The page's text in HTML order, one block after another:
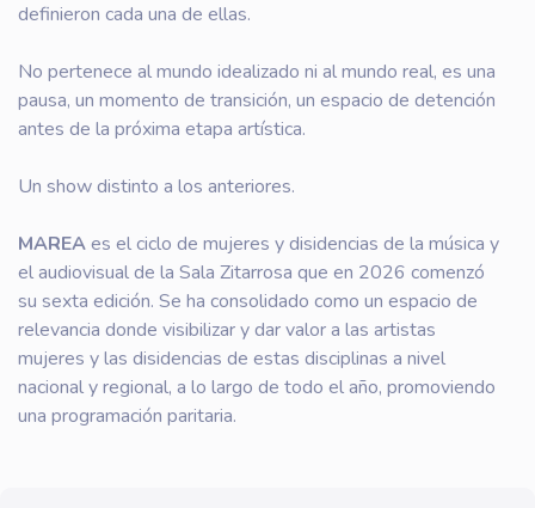
definieron cada una de ellas.
No pertenece al mundo idealizado ni al mundo real, es una
pausa, un momento de transición, un espacio de detención
antes de la próxima etapa artística.
Un show distinto a los anteriores.
MAREAes el ciclo de mujeres y disidencias de la música y
el audiovisual de la Sala Zitarrosa que en 2026 comenzó
su sexta edición. Se ha consolidado como un espacio de
relevancia donde visibilizar y dar valor a las artistas
mujeres y las disidencias de estas disciplinas a nivel
nacional y regional, a lo largo de todo el año, promoviendo
una programación paritaria.